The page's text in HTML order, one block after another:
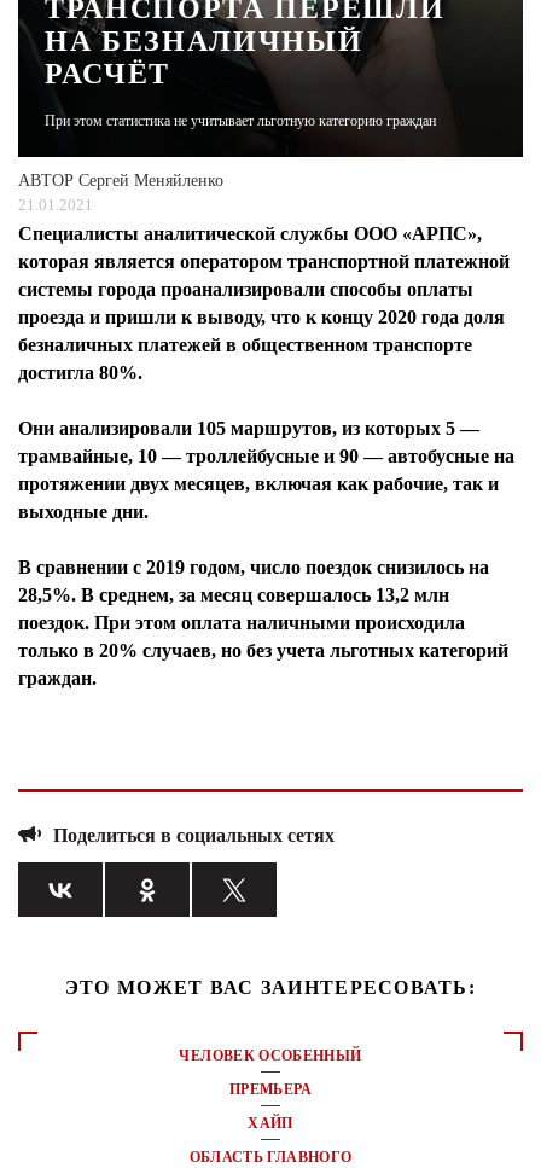
ЖУРНАЛ
ТРАНСПОРТА ПЕРЕШЛИ
НА БЕЗНАЛИЧНЫЙ
РАСЧЁТ
При этом статистика не учитывает льготную категорию граждан
АВТОР Сергей Меняйленко
21.01.2021
Специалисты аналитической службы ООО «АРПС»,
которая является оператором транспортной платежной
системы города проанализировали способы оплаты
проезда и пришли к выводу, что к концу 2020 года доля
безналичных платежей в общественном транспорте
достигла 80%.
Они анализировали 105 маршрутов, из которых 5 —
трамвайные, 10 — троллейбусные и 90 — автобусные на
протяжении двух месяцев, включая как рабочие, так и
выходные дни.
В сравнении с 2019 годом, число поездок снизилось на
28,5%. В среднем, за месяц совершалось 13,2 млн
поездок. При этом оплата наличными происходила
только в 20% случаев, но без учета льготных категорий
граждан.
Поделиться в социальных сетях
ЭТО МОЖЕТ ВАС ЗАИНТЕРЕСОВАТЬ:
ЧЕЛОВЕК ОСОБЕННЫЙ
ПРЕМЬЕРА
ХАЙП
ОБЛАСТЬ ГЛАВНОГО